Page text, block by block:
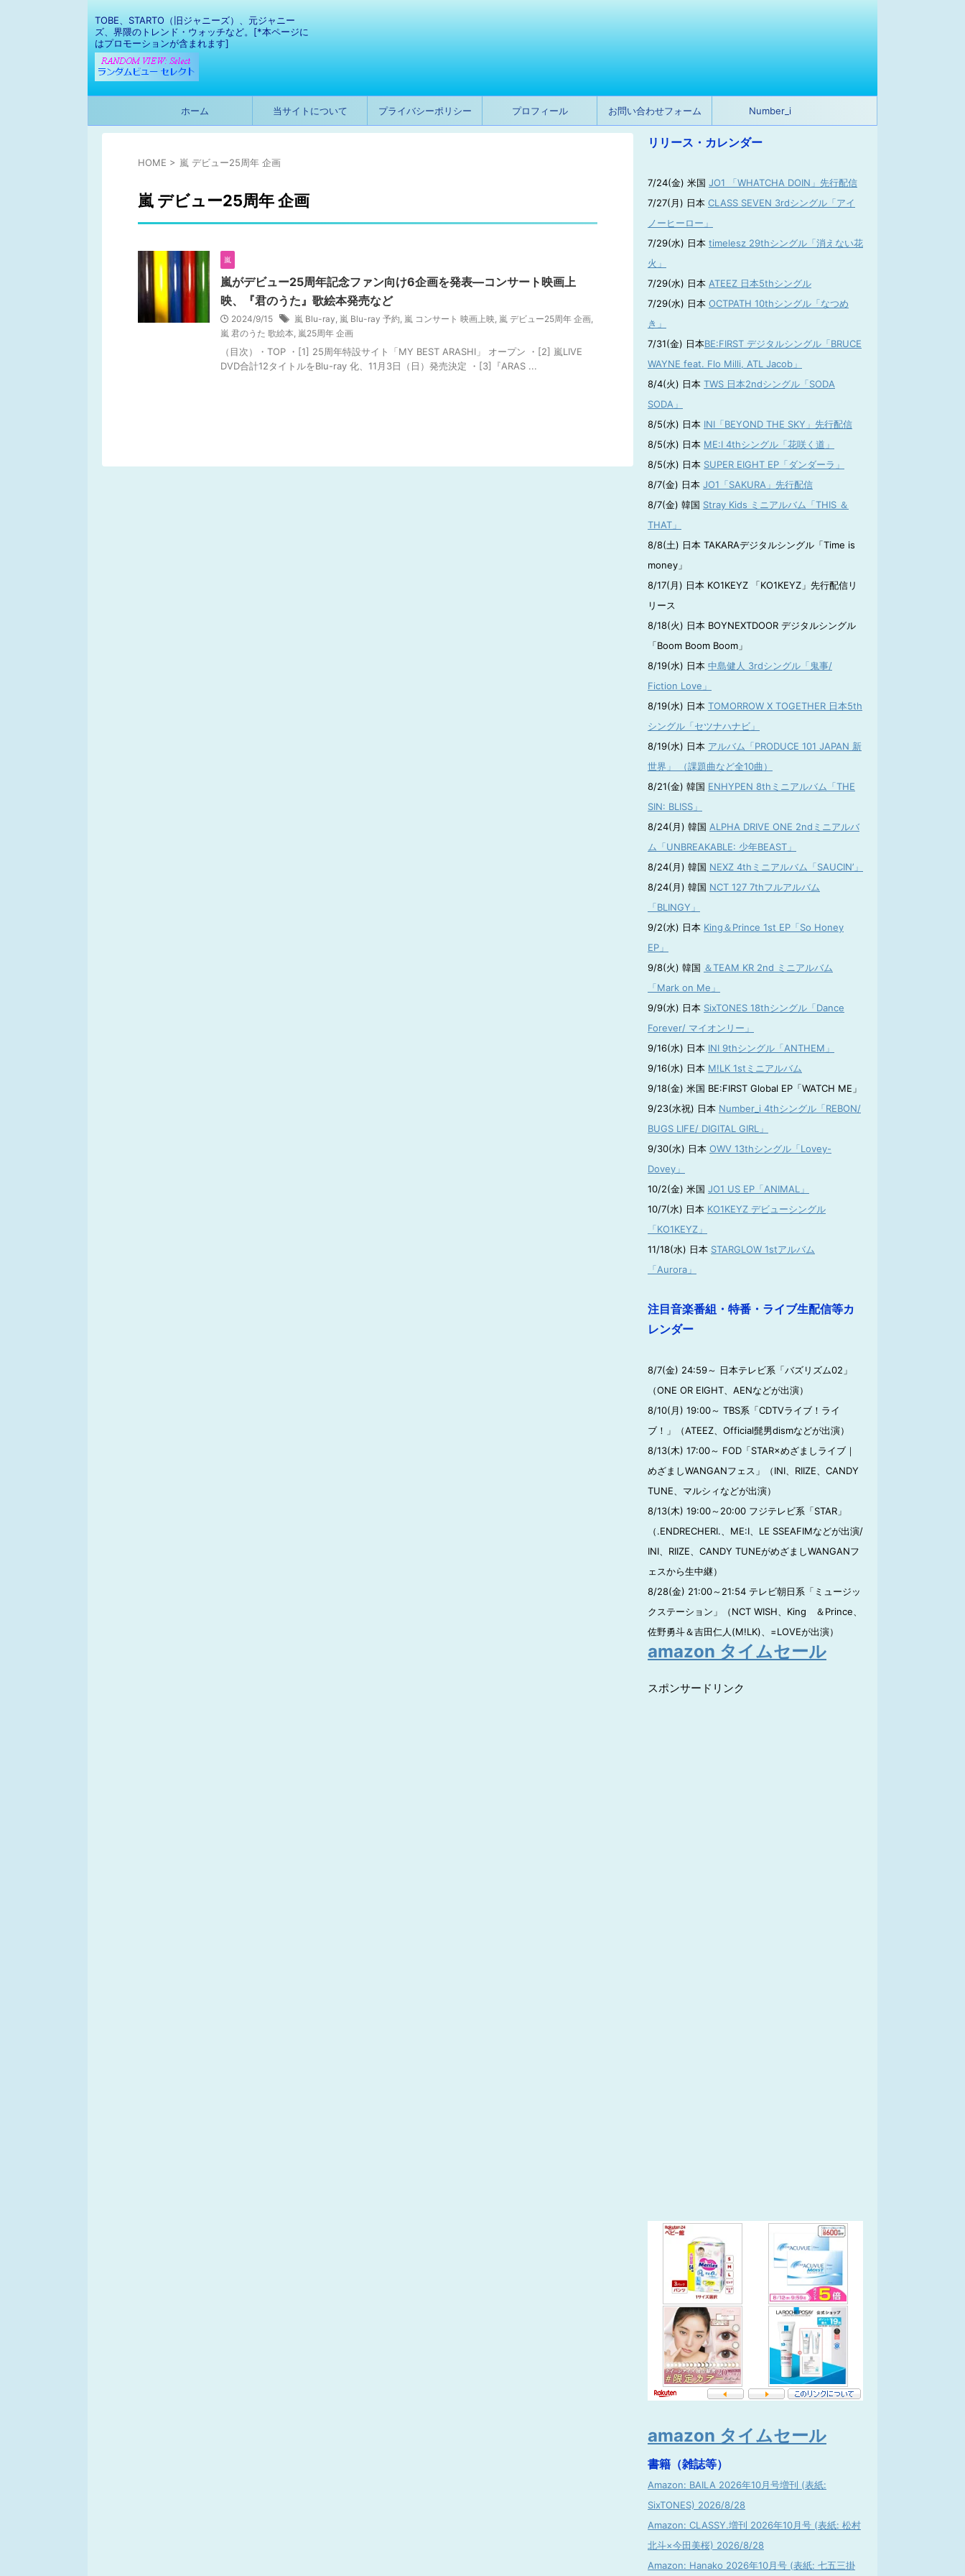
TOBE、STARTO（旧ジャニーズ）、元ジャニー
ズ、界隈のトレンド・ウォッチなど。[*本ページに
はプロモーションが含まれます]
ホーム 当サイトについて プライバシーポリシー プロフィール お問い合わせフォーム Number_i
HOME > 嵐 デビュー25周年 企画
嵐 デビュー25周年 企画
嵐
嵐がデビュー25周年記念ファン向け6企画を発表―コンサート映画上
映、『君のうた』歌絵本発売など
2024/9/15 嵐 Blu-ray, 嵐 Blu-ray 予約, 嵐 コンサート 映画上映, 嵐 デビュー25周年 企画,
嵐 君のうた 歌絵本, 嵐25周年 企画
（目次）・TOP ・[1] 25周年特設サイト「MY BEST ARASHI」 オープン ・[2] 嵐LIVE
DVD合計12タイトルをBlu-ray 化、11月3日（日）発売決定 ・[3]『ARAS ...
リリース・カレンダー
7/24(金) 米国 JO1 「WHATCHA DOIN」先行配信
7/27(月) 日本 CLASS SEVEN 3rdシングル「アイ
ノーヒーロー」
7/29(水) 日本 timelesz 29thシングル「消えない花
火」
7/29(水) 日本 ATEEZ 日本5thシングル
7/29(水) 日本 OCTPATH 10thシングル「なつめ
き」
7/31(金) 日本BE:FIRST デジタルシングル「BRUCE
WAYNE feat. Flo Milli, ATL Jacob」
8/4(火) 日本 TWS 日本2ndシングル「SODA
SODA」
8/5(水) 日本 INI「BEYOND THE SKY」先行配信
8/5(水) 日本 ME:I 4thシングル「花咲く道」
8/5(水) 日本 SUPER EIGHT EP「ダンダーラ」
8/7(金) 日本 JO1「SAKURA」先行配信
8/7(金) 韓国 Stray Kids ミニアルバム「THIS ＆
THAT」
8/8(土) 日本 TAKARAデジタルシングル「Time is
money」
8/17(月) 日本 KO1KEYZ 「KO1KEYZ」先行配信リ
リース
8/18(火) 日本 BOYNEXTDOOR デジタルシングル
「Boom Boom Boom」
8/19(水) 日本 中島健人 3rdシングル「鬼事/
Fiction Love」
8/19(水) 日本 TOMORROW X TOGETHER 日本5th
シングル「セツナハナビ」
8/19(水) 日本 アルバム「PRODUCE 101 JAPAN 新
世界」 （課題曲など全10曲）
8/21(金) 韓国 ENHYPEN 8thミニアルバム「THE
SIN: BLISS」
8/24(月) 韓国 ALPHA DRIVE ONE 2ndミニアルバ
ム「UNBREAKABLE: 少年BEAST」
8/24(月) 韓国 NEXZ 4thミニアルバム「SAUCIN’」
8/24(月) 韓国 NCT 127 7thフルアルバム
「BLINGY」
9/2(水) 日本 King＆Prince 1st EP「So Honey
EP」
9/8(火) 韓国 ＆TEAM KR 2nd ミニアルバム
「Mark on Me」
9/9(水) 日本 SixTONES 18thシングル「Dance
Forever/ マイオンリー」
9/16(水) 日本 INI 9thシングル「ANTHEM」
9/16(水) 日本 M!LK 1stミニアルバム
9/18(金) 米国 BE:FIRST Global EP「WATCH ME」
9/23(水祝) 日本 Number_i 4thシングル「REBON/
BUGS LIFE/ DIGITAL GIRL」
9/30(水) 日本 OWV 13thシングル「Lovey-
Dovey」
10/2(金) 米国 JO1 US EP「ANIMAL」
10/7(水) 日本 KO1KEYZ デビューシングル
「KO1KEYZ」
11/18(水) 日本 STARGLOW 1stアルバム
「Aurora」
注目音楽番組・特番・ライブ生配信等カ
レンダー
8/7(金) 24:59～ 日本テレビ系「バズリズム02」
（ONE OR EIGHT、AENなどが出演）
8/10(月) 19:00～ TBS系「CDTVライブ！ライ
ブ！」（ATEEZ、Official髭男dismなどが出演）
8/13(木) 17:00～ FOD「STAR×めざましライブ｜
めざましWANGANフェス」（INI、RIIZE、CANDY
TUNE、マルシィなどが出演）
8/13(木) 19:00～20:00 フジテレビ系「STAR」
（.ENDRECHERI.、ME:I、LE SSEAFIMなどが出演/
INI、RIIZE、CANDY TUNEがめざましWANGANフ
ェスから生中継）
8/28(金) 21:00～21:54 テレビ朝日系「ミュージッ
クステーション」（NCT WISH、King ＆Prince、
佐野勇斗＆吉田仁人(M!LK)、=LOVEが出演）
amazon タイムセール
スポンサードリンク
amazon タイムセール
書籍（雑誌等）
Amazon: BAILA 2026年10月号増刊 (表紙:
SixTONES) 2026/8/28
Amazon: CLASSY.増刊 2026年10月号 (表紙: 松村
北斗×今田美桜) 2026/8/28
Amazon: Hanako 2026年10月号 (表紙: 七五三掛